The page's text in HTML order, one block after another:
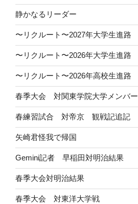
静かなるリーダー
〜リクルート〜2027年大学生進路
〜リクルート〜2026年大学生進路
〜リクルート〜2026年高校生進路
春季大会 対関東学院大学メンバー
春練習試合 対帝京 観戦記追記
矢崎君怪我で帰国
Gemini記者 早稲田対明治結果
春季大会対明治結果
春季大会 対東洋大学戦